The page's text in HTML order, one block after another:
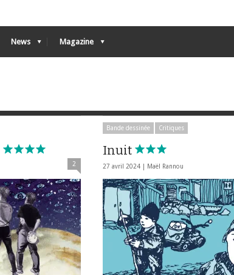
News Magazine
2
Bande dessinée Critiques
Inuit
27 avril 2024 | Maël Rannou